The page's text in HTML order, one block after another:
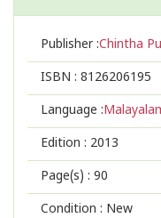
Publisher :Chintha
ISBN : 8126206195
Language :
Edition : 2013
Page(s) : 90
Condition : New